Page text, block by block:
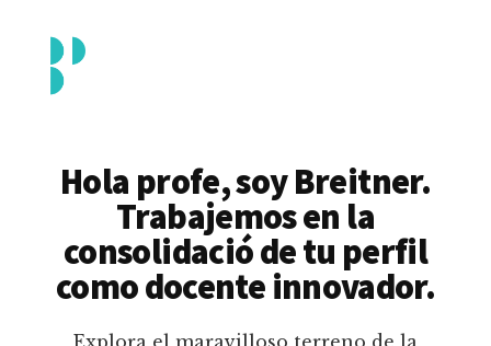
contenido
principal
menu
Piedrahita
docente
pedagógico
Hola profe, soy Breitner.
Trabajemos en la
consolidació de tu perfil
como docente innovador.